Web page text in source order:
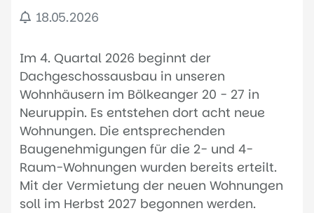
18.05.2026
Im 4. Quartal 2026 beginnt der
Dachgeschossausbau in unseren
Wohnhäusern im Bölkeanger 20 - 27 in
Neuruppin. Es entstehen dort acht neue
Wohnungen. Die entsprechenden
Baugenehmigungen für die 2- und 4-
Raum-Wohnungen wurden bereits erteilt.
Mit der Vermietung der neuen Wohnungen
soll im Herbst 2027 begonnen werden.